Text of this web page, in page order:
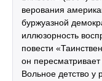
верования
буржуазной
иллюзорность
повести
он пересматривает
Вольное детство у